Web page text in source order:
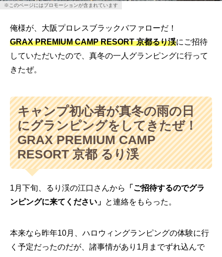
※このページにはプロモーションが含まれています
俺様が、大阪プロレスブラックバファローだ！
GRAX PREMIUM CAMP RESORT 京都るり渓にご招待
していただいたので、真冬の一人グランピングに行って
きたぜ。
キャンプ初心者が真冬の雨の日
にグランピングをしてきたぜ！
GRAX PREMIUM CAMP
RESORT 京都 るり渓
1月下旬、るり渓の江口さんから
「ご招待するのでグラ
ンピングに来てください」 と連絡をもらった。
本来なら昨年10月、ハロウィングランピングの体験に行
く予定だったのだが、諸事情があり1月までずれ込んで